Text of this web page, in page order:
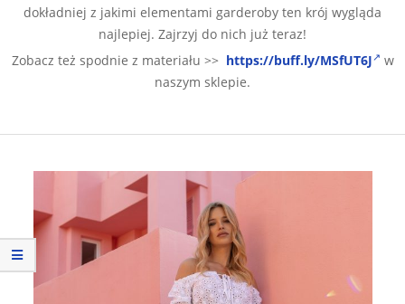
dokładniej z jakimi elementami garderoby ten krój wygląda
najlepiej. Zajrzyj do nich już teraz!
Zobacz też spodnie z materiału >> https://buff.ly/MSfUT6J
w
naszym sklepie.